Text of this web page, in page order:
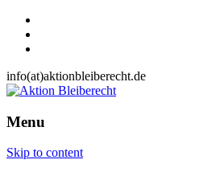
info(at)aktionbleiberecht.de
Menu
Skip to content